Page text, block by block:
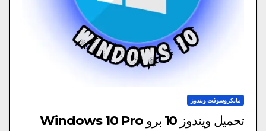
مايكروسوفت ويندوز
تحميل ويندوز 10 برو Windows 10 Pro